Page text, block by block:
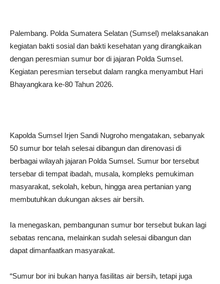
Palembang. Polda Sumatera Selatan (Sumsel) melaksanakan
kegiatan bakti sosial dan bakti kesehatan yang dirangkaikan
dengan peresmian sumur bor di jajaran Polda Sumsel.
Kegiatan peresmian tersebut dalam rangka menyambut Hari
Bhayangkara ke-80 Tahun 2026.
Kapolda Sumsel Irjen Sandi Nugroho mengatakan, sebanyak
50 sumur bor telah selesai dibangun dan direnovasi di
berbagai wilayah jajaran Polda Sumsel. Sumur bor tersebut
tersebar di tempat ibadah, musala, kompleks pemukiman
masyarakat, sekolah, kebun, hingga area pertanian yang
membutuhkan dukungan akses air bersih.
Ia menegaskan, pembangunan sumur bor tersebut bukan lagi
sebatas rencana, melainkan sudah selesai dibangun dan
dapat dimanfaatkan masyarakat.
“Sumur bor ini bukan hanya fasilitas air bersih, tetapi juga